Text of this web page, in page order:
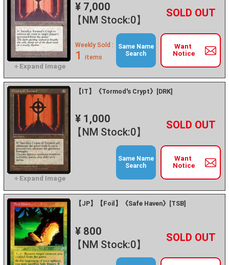
¥ 7,000
【NM Stock:0】
－ +
Want
Notice
Weekly Sold :
1 items
Same Name
Search
【IT】《Tormod's Crypt》[DRK]
¥ 1,000
【NM Stock:0】
－ +
Want
Notice
Same Name
Search
【JP】【Foil】《Safe Haven》[TSB]
¥ 800
【NM Stock:0】
－ +